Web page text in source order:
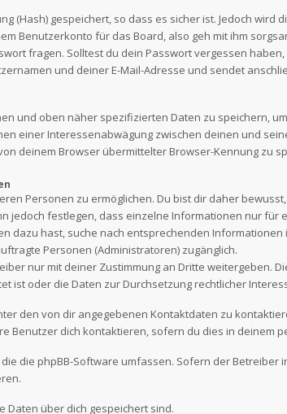
(Hash) gespeichert, so dass es sicher ist. Jedoch
Benutzerkonto für das Board, also geh mit ihm
fragen. Solltest du dein Passwort vergessen
und deiner E-Mail-Adresse und sendet
und oben näher spezifizierten Daten zu speichern,
einer Interessenabwägung zwischen deinen und
deinem Browser übermittelter Browser-Kennung zu
Personen zu ermöglichen. Du bist dir daher
jedoch festlegen, dass einzelne Informationen nur
dazu hast, suche nach entsprechenden
Personen (Administratoren) zugänglich.
nur mit deiner Zustimmung an Dritte weitergeben.
ist oder die Daten zur Durchsetzung rechtlicher
den von dir angegebenen Kontaktdaten zu
Benutzer dich kontaktieren, sofern du dies in deinem
die phpBB-Software umfassen. Sofern der
Daten über dich gespeichert sind.